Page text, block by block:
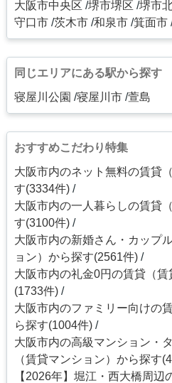
大阪市中央区 堺市堺区 堺市
守口市 茨木市 和泉市 箕面市
同じエリアにある駅から探す
寝屋川公園
寝屋川市 萱島
おすすめこだわり特集
大阪市内のネット無料の賃貸
す(3334件)
大阪市内の一人暮らしの賃貸
す(3100件)
大阪市内の新婚さん・カップ
ョン）から探す(2561件)
大阪市内の礼金0円の賃貸（
(1733件)
大阪市内のファミリー向けの
ら探す(1004件)
大阪市内の高級マンション・
（賃貸マンション）から探す
【2026年】堀江・西大橋周辺